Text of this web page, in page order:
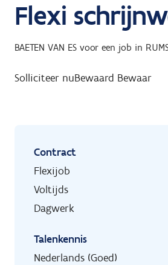
Flexi
BAETEN VAN ES voor een job in
Solliciteer nuBewaard Bewaar
Contract
Flexijob
Voltijds
Dagwerk
Talenkennis
Nederlands (Goed)